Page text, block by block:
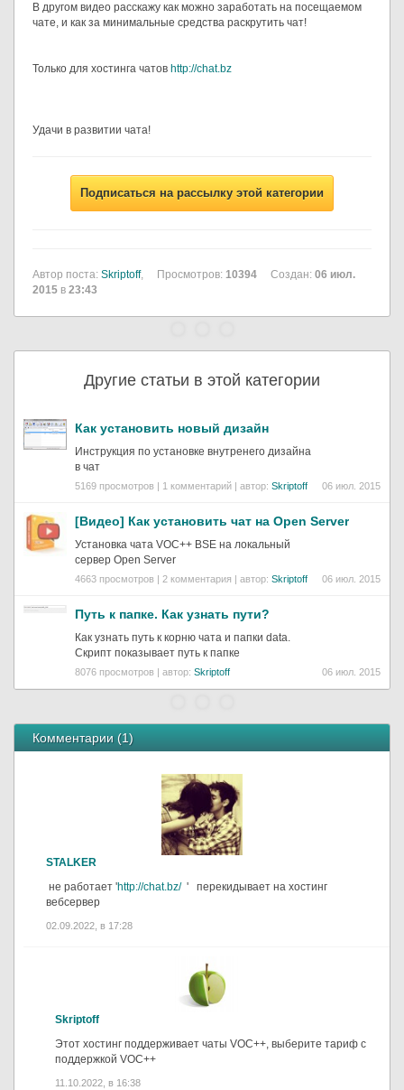
В другом видео расскажу как можно заработать на посещаемом
чате, и как за минимальные средства раскрутить чат!
Только для хостинга чатов http://chat.bz
Удачи в развитии чата!
Подписаться на рассылку этой категории
Автор поста: Skriptoff, Просмотров: 10394 Создан: 06 июл.
2015 в 23:43
Другие статьи в этой категории
Как установить новый дизайн
Инструкция по установке внутренего дизайна
в чат
5169 просмотров | 1 комментарий | автор: Skriptoff 06 июл. 2015
[Видео] Как установить чат на Open Server
Установка чата VOC++ BSE на локальный
сервер Open Server
4663 просмотров | 2 комментария | автор: Skriptoff 06 июл. 2015
Путь к папке. Как узнать пути?
Как узнать путь к корню чата и папки data.
Скрипт показывает путь к папке
8076 просмотров | автор: Skriptoff 06 июл. 2015
Комментарии (1)
STALKER
не работает 'http://chat.bz/ ' перекидывает на хостинг
вебсервер
02.09.2022, в 17:28
Skriptoff
Этот хостинг поддерживает чаты VOC++, выберите тариф с
поддержкой VOC++
11.10.2022, в 16:38